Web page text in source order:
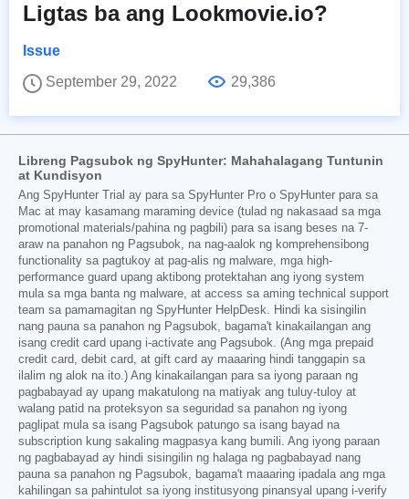
Ligtas ba ang Lookmovie.io?
Issue
September 29, 2022
29,386
Libreng Pagsubok ng SpyHunter: Mahahalagang Tuntunin
at Kundisyon
Ang SpyHunter Trial ay para sa SpyHunter Pro o SpyHunter para sa
Mac at may kasamang maraming device (tulad ng nakasaad sa mga
promotional materials/pahina ng pagbili) para sa isang beses na 7-
araw na panahon ng Pagsubok, na nag-aalok ng komprehensibong
functionality sa pagtukoy at pag-alis ng malware, mga high-
performance guard upang aktibong protektahan ang iyong system
mula sa mga banta ng malware, at access sa aming technical support
team sa pamamagitan ng SpyHunter HelpDesk. Hindi ka sisingilin
nang pauna sa panahon ng Pagsubok, bagama't kinakailangan ang
isang credit card upang i-activate ang Pagsubok. (Ang mga prepaid
credit card, debit card, at gift card ay maaaring hindi tanggapin sa
ilalim ng alok na ito.) Ang kinakailangan para sa iyong paraan ng
pagbabayad ay upang makatulong na matiyak ang tuluy-tuloy at
walang patid na proteksyon sa seguridad sa panahon ng iyong
paglipat mula sa isang Pagsubok patungo sa isang bayad na
subscription kung sakaling magpasya kang bumili. Ang iyong paraan
ng pagbabayad ay hindi sisingilin ng halaga ng pagbabayad nang
pauna sa panahon ng Pagsubok, bagama't maaaring ipadala ang mga
kahilingan sa pahintulot sa iyong institusyong pinansyal upang i-verify